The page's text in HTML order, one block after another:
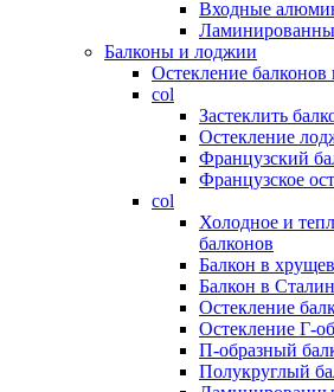
Входные
Балконы и лоджии
Остекление
col
Застеклить
Остекление
Французский
Французское
col
Холодное и
балконов
Балкон в
Балкон в
Остекление
Остекление Г-
П-образный
Полукруглый